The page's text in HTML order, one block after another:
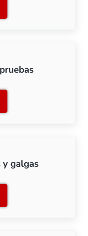
Comprobador de
Banco de pruebas
y galgas
4: Extractores y